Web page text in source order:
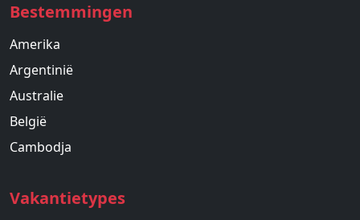
Bestemmingen
Amerika
Argentinië
Australie
België
Cambodja
Vakantietypes